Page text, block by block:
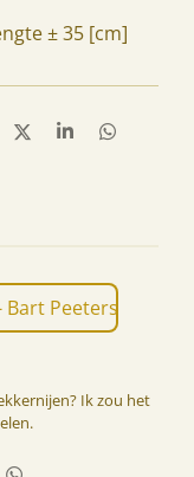
± 35 [cm]
D
S
D
Peeters
Ik zou het